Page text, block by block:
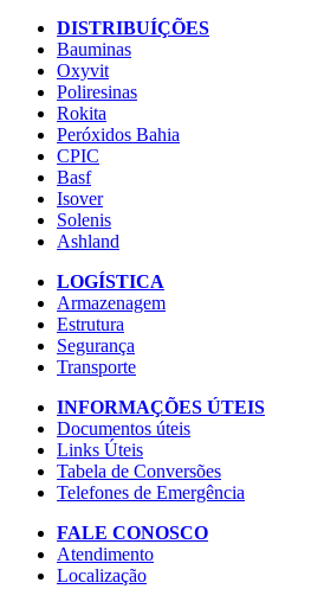
DISTRIBUÍÇÕES
Bauminas
Oxyvit
Poliresinas
Rokita
Peróxidos Bahia
CPIC
Basf
Isover
Solenis
Ashland
LOGÍSTICA
Armazenagem
Estrutura
Segurança
Transporte
INFORMAÇÕES ÚTEIS
Documentos úteis
Links Úteis
Tabela de Conversões
Telefones de Emergência
FALE CONOSCO
Atendimento
Localização